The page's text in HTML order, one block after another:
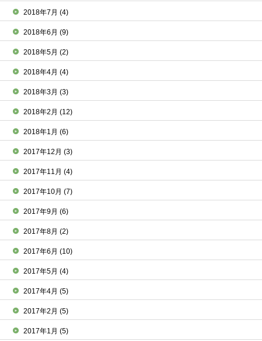
2018年7月(4)
2018年6月(9)
2018年5月(2)
2018年4月(4)
2018年3月(3)
2018年2月(12)
2018年1月(6)
2017年12月(3)
2017年11月(4)
2017年10月(7)
2017年9月(6)
2017年8月(2)
2017年6月(10)
2017年5月(4)
2017年4月(5)
2017年2月(5)
2017年1月(5)